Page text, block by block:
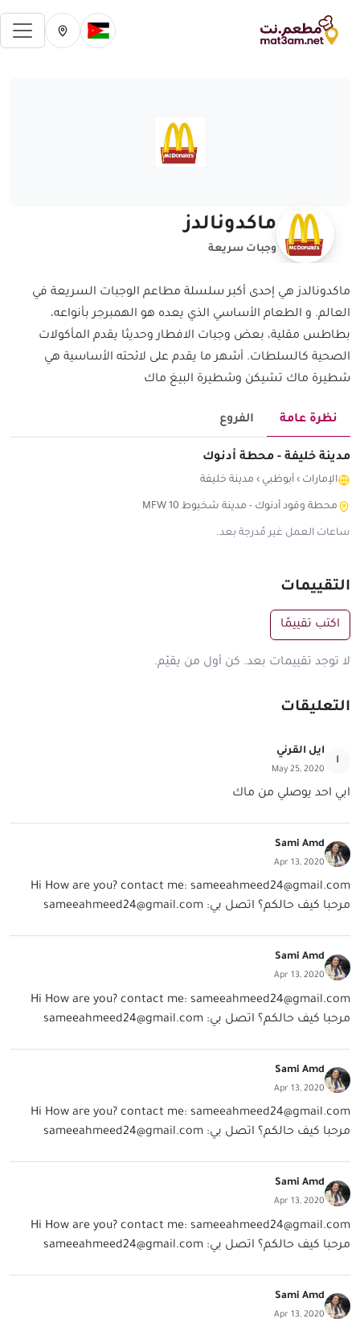
تغيير الدولة الحالية
تغيير المدينة
ماكدونالدز
وجبات سريعة
ماكدونالدز هي إحدى أكبر سلسلة مطاعم الوجبات السريعة في
العالم. و الطعام الأساسي الذي يعده هو الهمبرجر بأنواعه،
بطاطس مقلية، بعض وجبات الافطار وحديثا يقدم المأكولات
الصحية كالسلطات. أشهر ما يقدم على لائحته الأساسية هي
شطيرة ماك تشيكن وشطيرة البيغ ماك
نظرة عامة الفروع
مدينة خليفة - محطة أدنوك
الإمارات › أبوظبي › مدينة خليفة
محطة وقود أدنوك - مدينة شخبوط MFW 10
ساعات العمل غير مُدرجة بعد.
التقييمات
اكتب تقييمًا
لا توجد تقييمات بعد. كن أول من يقيّم.
التعليقات
ا
ايل القرني
May 25, 2020
ابي احد يوصلي من ماك
Sami Amd
Apr 13, 2020
Hi How are you? contact me: sameeahmeed24@gmail.com
مرحبا كيف حالكم؟ اتصل بي: sameeahmeed24@gmail.com
Sami Amd
Apr 13, 2020
Hi How are you? contact me: sameeahmeed24@gmail.com
مرحبا كيف حالكم؟ اتصل بي: sameeahmeed24@gmail.com
Sami Amd
Apr 13, 2020
Hi How are you? contact me: sameeahmeed24@gmail.com
مرحبا كيف حالكم؟ اتصل بي: sameeahmeed24@gmail.com
Sami Amd
Apr 13, 2020
Hi How are you? contact me: sameeahmeed24@gmail.com
مرحبا كيف حالكم؟ اتصل بي: sameeahmeed24@gmail.com
Sami Amd
Apr 13, 2020